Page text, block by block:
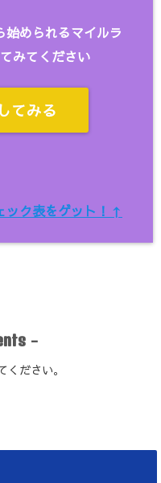
始められるマイルラ
みてください
てみる
ック表をゲット！↑
-
ください。